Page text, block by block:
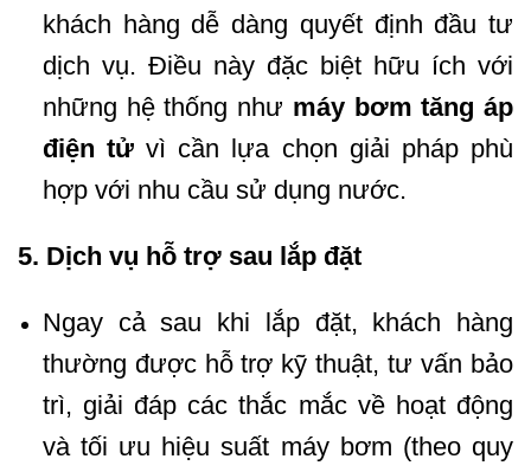
khách hàng dễ dàng quyết định đầu tư
dịch vụ. Điều này đặc biệt hữu ích với
những hệ thống như máy bơm tăng áp
điện tửvì cần lựa chọn giải pháp phù
hợp với nhu cầu sử dụng nước.
5. Dịch vụ hỗ trợ sau lắp đặt
Ngay cả sau khi lắp đặt, khách hàng
thường được hỗ trợ kỹ thuật, tư vấn bảo
trì, giải đáp các thắc mắc về hoạt động
và tối ưu hiệu suất máy bơm (theo quy